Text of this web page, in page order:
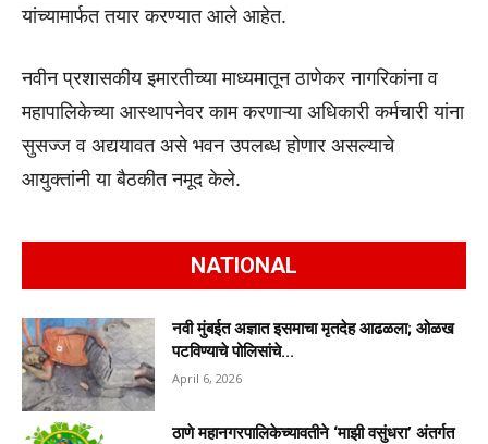
यांच्यामार्फत तयार करण्यात आले आहेत.
नवीन प्रशासकीय इमारतीच्या माध्यमातून ठाणेकर नागरिकांना व
महापालिकेच्या आस्थापनेवर काम करणाऱ्या अधिकारी कर्मचारी यांना
सुसज्ज व अद्ययावत असे भवन उपलब्ध होणार असल्याचे
आयुक्तांनी या बैठकीत नमूद केले.
NATIONAL
नवी मुंबईत अज्ञात इसमाचा मृतदेह आढळला; ओळख
पटविण्याचे पोलिसांचे...
April 6, 2026
ठाणे महानगरपालिकेच्यावतीने ‘माझी वसुंधरा’ अंतर्गत